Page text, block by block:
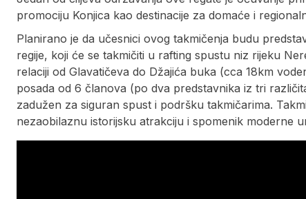
promociju Konjica kao destinacije za domaće i
Planirano je da učesnici ovog takmičenja budu
regije, koji će se takmičiti u rafting spustu niz rijeku
relaciji od Glavatičeva do Džajića buka (cca 18km
posada od 6 članova (po dva predstavnika iz tri
zadužen za siguran spust i podršku takmičarima.
nezaobilaznu istorijsku atrakciju i spomenik moderne